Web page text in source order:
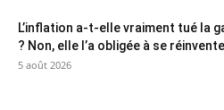
L’inflation a-t-elle vraiment tué la
? Non, elle l’a obligée à se
5 août 2026